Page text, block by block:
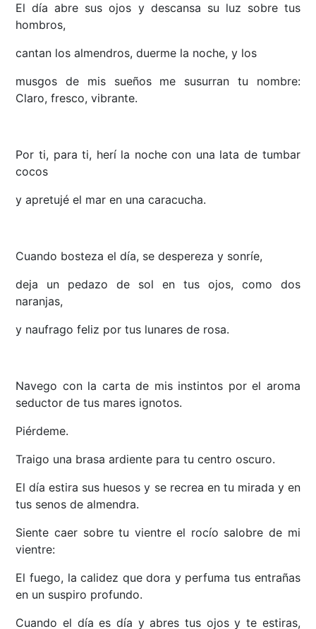
El día abre sus ojos y descansa su luz sobre tus
hombros,
cantan los almendros, duerme la noche, y los
musgos de mis sueños me susurran tu nombre:
Claro, fresco, vibrante.
Por ti, para ti, herí la noche con una lata de tumbar
cocos
y apretujé el mar en una caracucha.
Cuando bosteza el día, se despereza y sonríe,
deja un pedazo de sol en tus ojos, como dos
naranjas,
y naufrago feliz por tus lunares de rosa.
Navego con la carta de mis instintos por el aroma
seductor de tus mares ignotos.
Piérdeme.
Traigo una brasa ardiente para tu centro oscuro.
El día estira sus huesos y se recrea en tu mirada y en
tus senos de almendra.
Siente caer sobre tu vientre el rocío salobre de mi
vientre:
El fuego, la calidez que dora y perfuma tus entrañas
en un suspiro profundo.
Cuando el día es día y abres tus ojos y te estiras,